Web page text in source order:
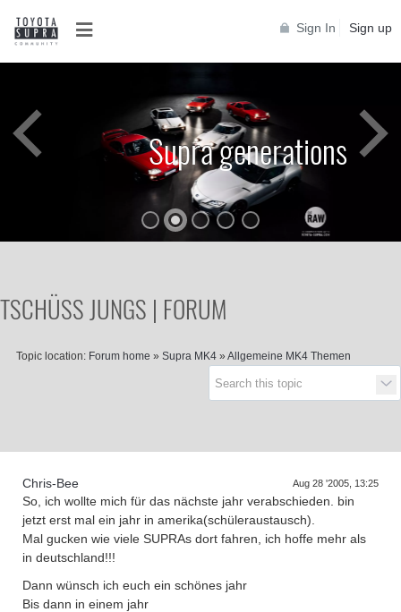
Sign In Sign up
Supra generations
Supra generations
TSCHÜSS JUNGS | FORUM
Topic location: Forum home » Supra MK4 » Allgemeine MK4 Themen
Chris-Bee Aug 28 '2005, 13:25
So, ich wollte mich für das nächste jahr verabschieden. bin
jetzt erst mal ein jahr in amerika(schüleraustausch).
Mal gucken wie viele SUPRAs dort fahren, ich hoffe mehr als
in deutschland!!!
Dann wünsch ich euch ein schönes jahr
Bis dann in einem jahr